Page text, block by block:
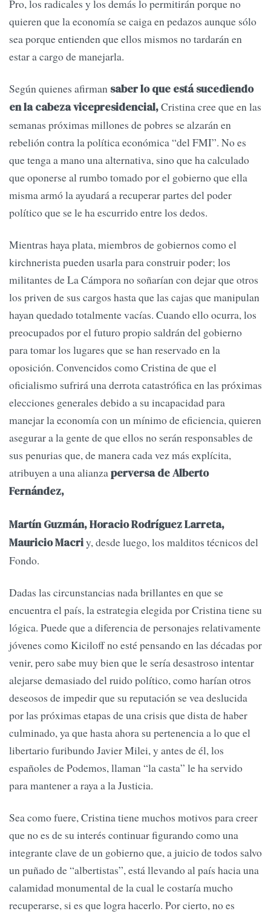
Pro, los radicales y los demás lo permitirán porque no
quieren que la economía se caiga en pedazos aunque sólo
sea porque entienden que ellos mismos no tardarán en
estar a cargo de manejarla.
Según quienes afirman saber lo que está sucediendo
en la cabeza vicepresidencial,Cristina cree que en las
semanas próximas millones de pobres se alzarán en
rebelión contra la política económica “del FMI”. No es
que tenga a mano una alternativa, sino que ha calculado
que oponerse al rumbo tomado por el gobierno que ella
misma armó la ayudará a recuperar partes del poder
político que se le ha escurrido entre los dedos.
Mientras haya plata, miembros de gobiernos como el
kirchnerista pueden usarla para construir poder; los
militantes de La Cámpora no soñarían con dejar que otros
los priven de sus cargos hasta que las cajas que manipulan
hayan quedado totalmente vacías. Cuando ello ocurra, los
preocupados por el futuro propio saldrán del gobierno
para tomar los lugares que se han reservado en la
oposición. Convencidos como Cristina de que el
oficialismo sufrirá una derrota catastrófica en las próximas
elecciones generales debido a su incapacidad para
manejar la economía con un mínimo de eficiencia, quieren
asegurar a la gente de que ellos no serán responsables de
sus penurias que, de manera cada vez más explícita,
atribuyen a una alianzaperversa de Alberto
Fernández,
Martín Guzmán, Horacio Rodríguez Larreta,
Mauricio Macriy, desde luego, los malditos técnicos del
Fondo.
Dadas las circunstancias nada brillantes en que se
encuentra el país, la estrategia elegida por Cristina tiene su
lógica. Puede que a diferencia de personajes relativamente
jóvenes como Kiciloff no esté pensando en las décadas por
venir, pero sabe muy bien que le sería desastroso intentar
alejarse demasiado del ruido político, como harían otros
deseosos de impedir que su reputación se vea deslucida
por las próximas etapas de una crisis que dista de haber
culminado, ya que hasta ahora su pertenencia a lo que el
libertario furibundo Javier Milei, y antes de él, los
españoles de Podemos, llaman “la casta” le ha servido
para mantener a raya a la Justicia.
Sea como fuere, Cristina tiene muchos motivos para creer
que no es de su interés continuar figurando como una
integrante clave de un gobierno que, a juicio de todos salvo
un puñado de “albertistas”, está llevando al país hacia una
calamidad monumental de la cual le costaría mucho
recuperarse, si es que logra hacerlo. Por cierto, no es